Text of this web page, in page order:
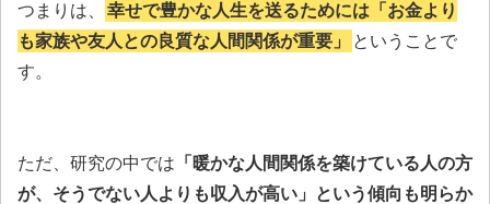
つまりは、
幸せで豊かな人生を送るためには「お金より
も家族や友人との良質な人間関係が重要」
ということで
す。
ただ、研究の中では 「暖かな人間関係を築けている人の方
が、そうでない人よりも収入が高い」という傾向も明らか